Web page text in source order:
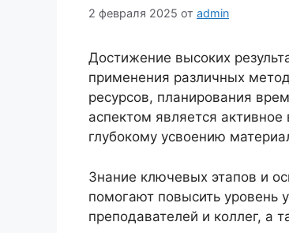
2 февраля 2025 от admin
Достижение высоких
применения различных
ресурсов, планирования
аспектом является
глубокому усвоению
Знание ключевых этапов и
помогают повысить уровень
преподавателей и коллег, а